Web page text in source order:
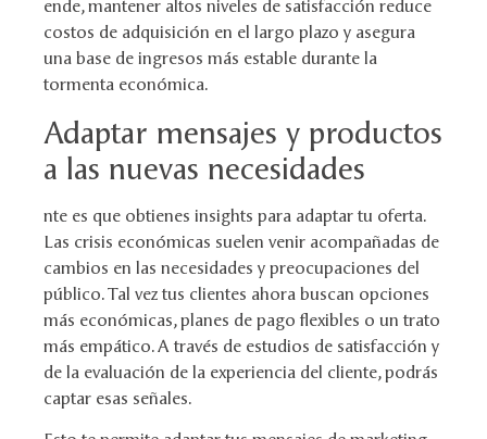
ende, mantener altos niveles de satisfacción reduce
costos de adquisición en el largo plazo y asegura
una base de ingresos más estable durante la
tormenta económica.
Adaptar mensajes y productos
a las nuevas necesidades
nte es que obtienes insights para adaptar tu oferta.
Las crisis económicas suelen venir acompañadas de
cambios en las necesidades y preocupaciones del
público. Tal vez tus clientes ahora buscan opciones
más económicas, planes de pago flexibles o un trato
más empático. A través de estudios de satisfacción y
de la evaluación de la experiencia del cliente, podrás
captar esas señales.